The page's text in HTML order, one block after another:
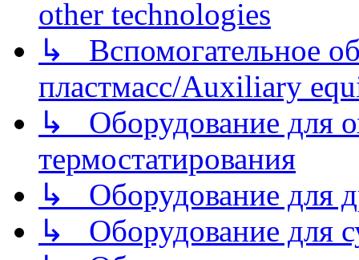
other technologies
↳ Вспомогательное
пластмасс/Auxiliary
↳ Оборудование для
термостатирования
↳ Оборудование для
↳ Оборудование для